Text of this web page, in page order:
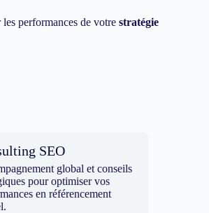
performances de votre stratégie
SEO
global et conseils
pour optimiser vos
en référencement